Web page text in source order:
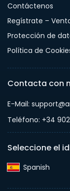
Contáctenos
Regístrate –
Protección de
Política de
Contacta con
E-Mail:
Teléfono: +34
Seleccione el
Spanish‎